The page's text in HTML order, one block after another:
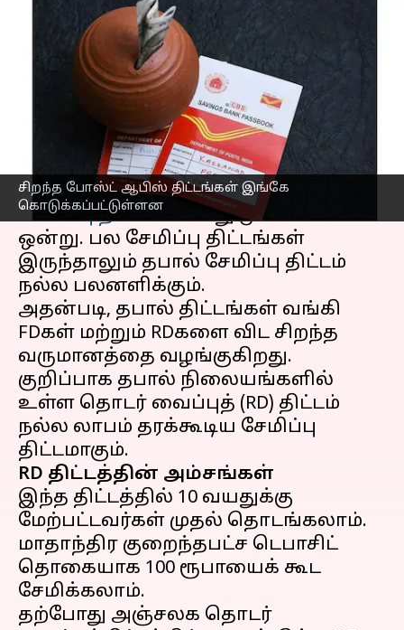
சிறந்த போஸ்ட் ஆபிஸ் திட்டங்கள் இங்கே
கொடுக்கப்பட்டுள்ளன
5 ஆண்டுகளில் 16லட்சம்
தரும் போஸ்ட் ஆபிஸ்
சேமிப்பு திட்டம்!
Mar 01, 2023 06:44 pm
செய்தி முன்னோட்டம்
இந்தியாவில் நடுத்தர மக்களுக்கு
சேமிப்பு திட்டம்என்பது முக்கியமான
ஒன்று. பல சேமிப்பு திட்டங்கள்
இருந்தாலும் தபால் சேமிப்பு திட்டம்
நல்ல பலனளிக்கும்.
அதன்படி, தபால் திட்டங்கள் வங்கி
FDகள் மற்றும் RDகளை விட சிறந்த
வருமானத்தை வழங்குகிறது.
குறிப்பாக தபால் நிலையங்களில்
உள்ள தொடர் வைப்புத் (RD) திட்டம்
நல்ல லாபம் தரக்கூடிய சேமிப்பு
RD திட்டத்தின் அம்சங்கள்
இந்த திட்டத்தில் 10 வயதுக்கு
மேற்பட்டவர்கள் முதல் தொடங்கலாம்.
மாதாந்திர குறைந்தபட்ச டெபாசிட்
தொகையாக 100 ரூபாயைக் கூட
சேமிக்கலாம்.
தற்போது அஞ்சலக தொடர்